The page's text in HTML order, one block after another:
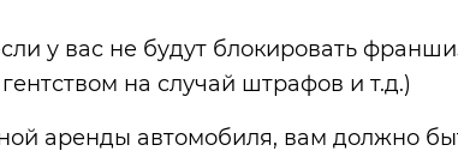
у вас не будут блокировать
на случай штрафов и т.д.)
аренды автомобиля, вам должно